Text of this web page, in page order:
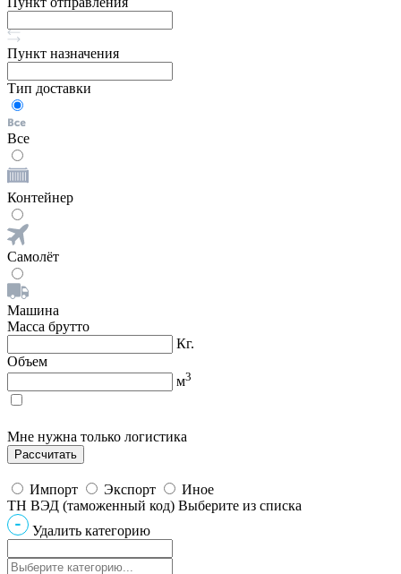
Пункт назначения
Тип доставки
Все
Контейнер
Самолёт
Машина
Масса брутто
Кг.
Объем
м3
Мне нужна только логистика
Импорт Экспорт
Иное
ТН ВЭД (таможенный код) Выберите из списка
Удалить категорию